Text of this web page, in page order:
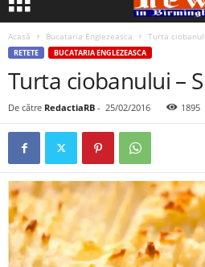
Acasă Bucataria Englezeasca Turta
RETETE BUCATARIA ENGLEZEASCA
Turta ciobanului –
De către RedactiaRB - 25/02/2016 1895